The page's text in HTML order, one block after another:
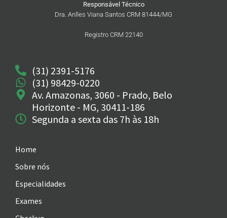
Responsável Técnico
Dra. Anlles Viana Santos CRM 81444/MG
Registro CRM 22140
Home
Sobre nós
Especialidades
Exames
(31) 2391-5176
(31) 98429-0220
Av. Amazonas, 3060 - Prado, Belo
Horizonte - MG, 30411-186
Segunda a sexta das 7h às 18h